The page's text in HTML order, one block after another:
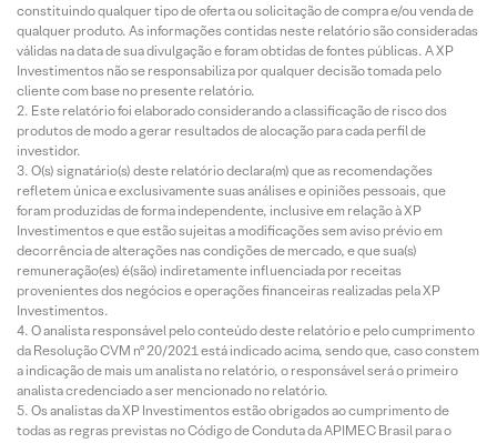
constituindo qualquer tipo de oferta ou solicitação de compra e/ou venda de
qualquer produto. As informações contidas neste relatório são consideradas
válidas na data de sua divulgação e foram obtidas de fontes públicas. A XP
Investimentos não se responsabiliza por qualquer decisão tomada pelo
cliente com base no presente relatório.
Este relatório foi elaborado considerando a classificação de risco dos
produtos de modo a gerar resultados de alocação para cada perfil de
investidor.
O(s) signatário(s) deste relatório declara(m) que as recomendações
refletem única e exclusivamente suas análises e opiniões pessoais, que
foram produzidas de forma independente, inclusive em relação à XP
Investimentos e que estão sujeitas a modificações sem aviso prévio em
decorrência de alterações nas condições de mercado, e que sua(s)
remuneração(es) é(são) indiretamente influenciada por receitas
provenientes dos negócios e operações financeiras realizadas pela XP
Investimentos.
O analista responsável pelo conteúdo deste relatório e pelo cumprimento
da Resolução CVM nº 20/2021 está indicado acima, sendo que, caso constem
a indicação de mais um analista no relatório, o responsável será o primeiro
analista credenciado a ser mencionado no relatório.
Os analistas da XP Investimentos estão obrigados ao cumprimento de
todas as regras previstas no Código de Conduta da APIMEC Brasil para o